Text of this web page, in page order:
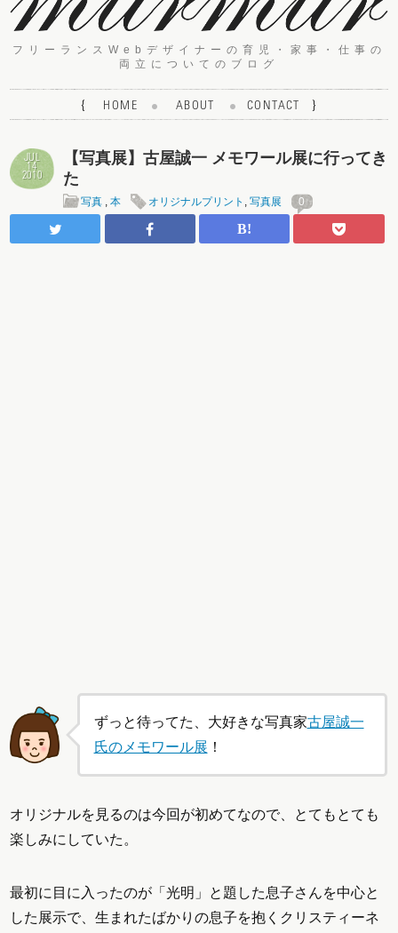
フリーランスWebデザイナーの育児・家事・仕事の
両立についてのブログ
{ HOME ABOUT CONTACT }
JUL
14
2010
【写真展】古屋誠一 メモワール展に行ってき
た
写真, 本 オリジナルプリント , 写真展 0
ずっと待ってた、大好きな写真家古屋誠一
氏のメモワール展 ！
オリジナルを見るのは今回が初めてなので、とてもとても
楽しみにしていた。
最初に目に入ったのが「光明」と題した息子さんを中心と
した展示で、生まれたばかりの息子を抱くクリスティーネ